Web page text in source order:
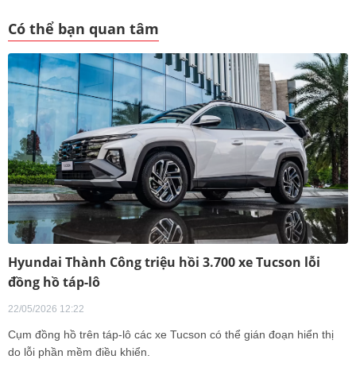
Có thể bạn quan tâm
Hyundai Thành Công triệu hồi 3.700 xe Tucson lỗi
đồng hồ táp-lô
22/05/2026 12:22
Cụm đồng hồ trên táp-lô các xe Tucson có thể gián đoạn hiển thị
do lỗi phần mềm điều khiển.